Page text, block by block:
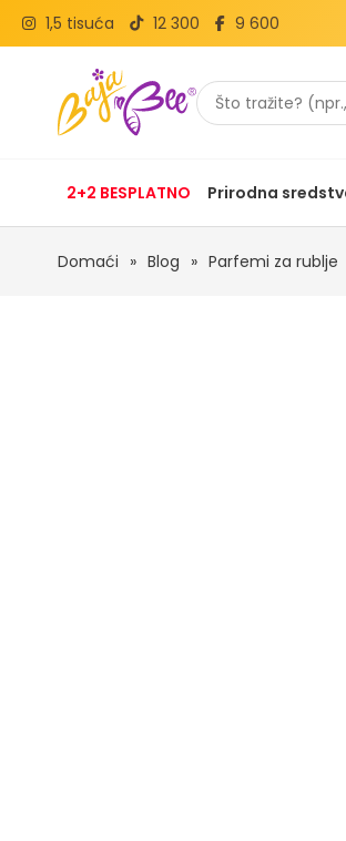
1,5 tisuća 12 300 9 600
2+2 BESPLATNO Prirodna
Domaći » Blog » Parfemi za rublje